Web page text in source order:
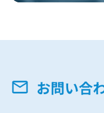
お問い合